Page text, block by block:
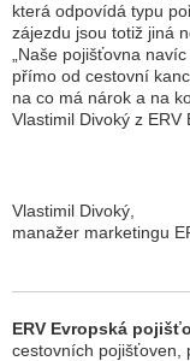
která odpovídá typu
zájezdu jsou totiž jiná
Naše pojišťovna
přímo od cestovní
na co má nárok a na
Vlastimil Divoký z ERV
Vlastimil Divoký,
manažer marketingu
ERV Evropská
cestovních pojišťoven,